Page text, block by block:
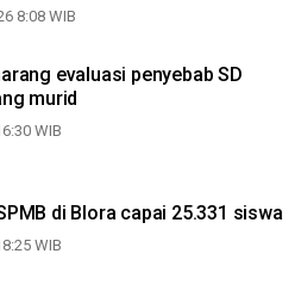
8:08 WIB
evaluasi penyebab SD
murid
WIB
Pendaftar SPMB di Blora capai 25.331 siswa
WIB